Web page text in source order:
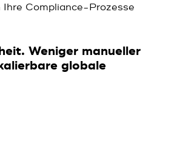
Compliance-Prozesse
Weniger manueller
globale